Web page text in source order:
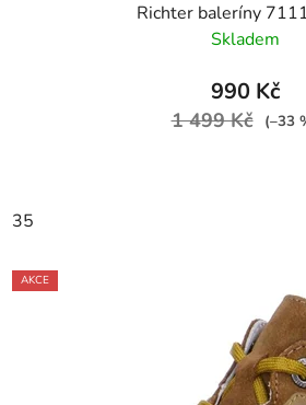
Richter baleríny
Skladem
990 Kč
1 499 Kč (–33
35
AKCE